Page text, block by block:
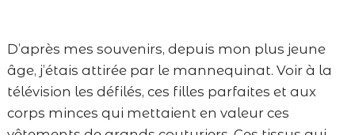
D’après mes souvenirs, depuis mon plus jeune
âge, j’étais attirée par le mannequinat. Voir à la
télévision les défilés, ces filles parfaites et aux
corps minces qui mettaient en valeur ces